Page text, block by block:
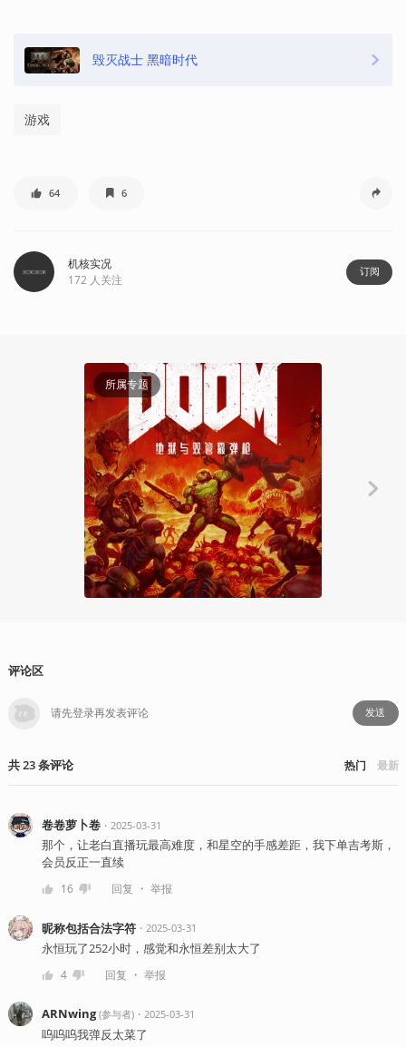
毁灭战士 黑暗时代
游戏
64 6
机核实况
172 人关注
订阅
所属专题
Gadio Wave
评论区
发送
共23条评论 热门 最新
卷卷萝卜卷・ 2025-03-31
那个，让老白直播玩最高难度，和星空的手感差距，我下单吉考斯，
会员反正一直续
16 回复 ・ 举报
昵称包括合法字符・ 2025-03-31
永恒玩了252小时，感觉和永恒差别太大了
4 回复 ・ 举报
ARNwing (参与者)・ 2025-03-31
呜呜呜我弹反太菜了